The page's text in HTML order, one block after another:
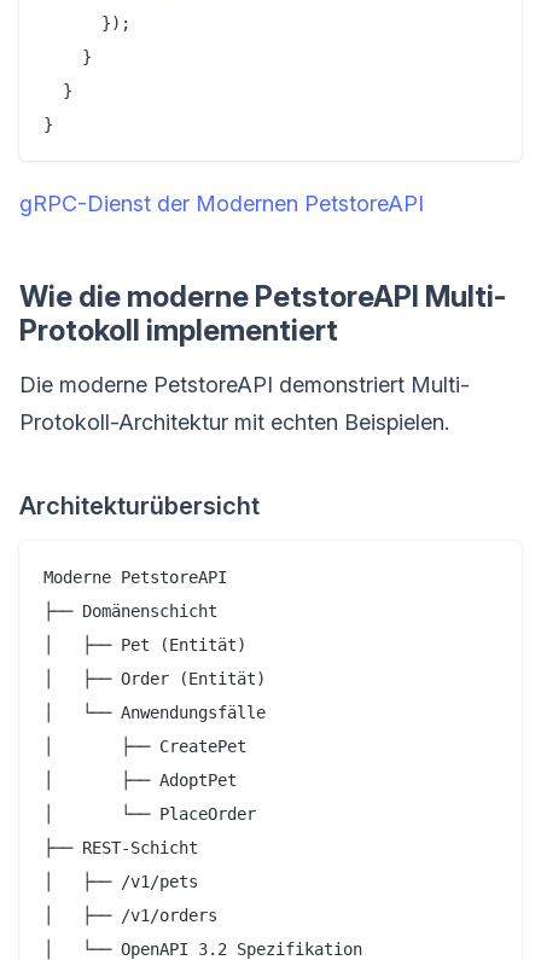
      });
    }
  }
gRPC-Dienst der Modernen PetstoreAPI
Wie die moderne PetstoreAPI Multi-
Protokoll implementiert
Die moderne PetstoreAPI demonstriert Multi-
Protokoll-Architektur mit echten Beispielen.
Architekturübersicht
Moderne PetstoreAPI
├── Domänenschicht
│   ├── Pet (Entität)
│   ├── Order (Entität)
│   └── Anwendungsfälle
│       ├── CreatePet
│       ├── AdoptPet
│       └── PlaceOrder
├── REST-Schicht
│   ├── /v1/pets
│   ├── /v1/orders
│   └── OpenAPI 3.2 Spezifikation